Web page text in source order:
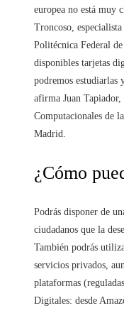
europea no está muy
Troncoso,
Politécnica Federal
disponibles tarjetas
podremos estudiarlas
afirma Juan
Computacionales de
Madrid.
¿Cómo
Podrás disponer de
ciudadanos que la
También podrás
servicios privados,
plataformas
Digitales: desde